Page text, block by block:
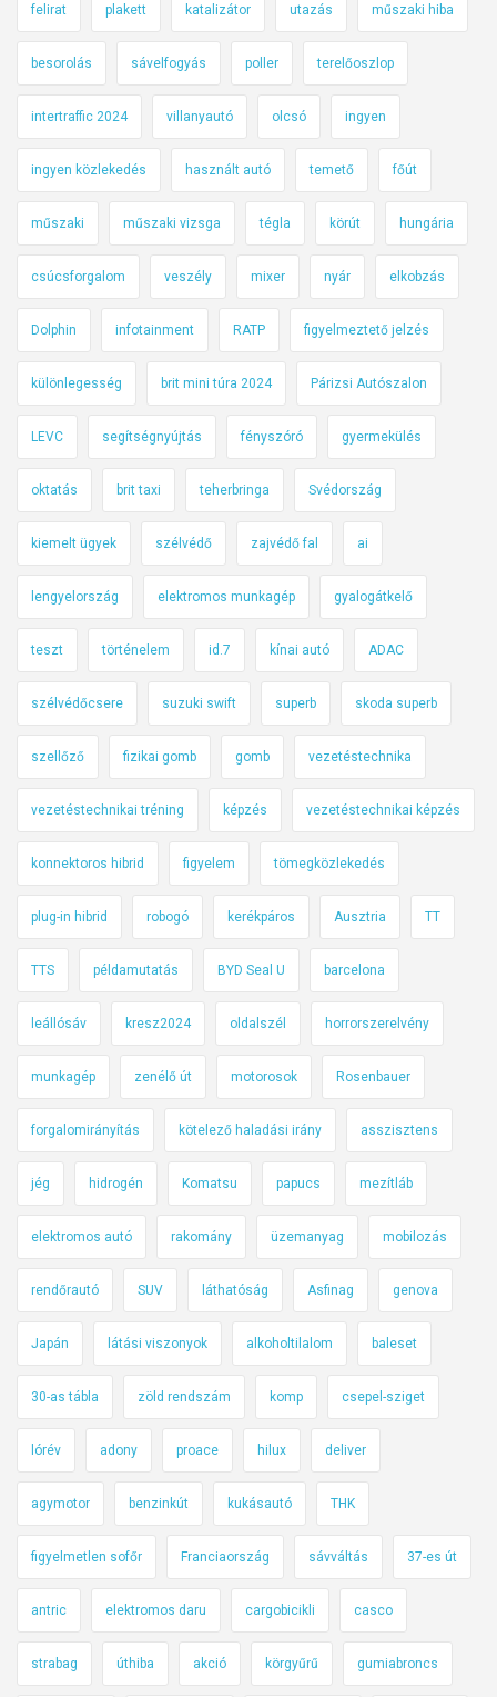
felirat plakett katalizátor utazás műszaki hiba
besorolás sávelfogyás poller terelőoszlop
intertraffic 2024 villanyautó olcsó ingyen
ingyen közlekedés használt autó temető főút
műszaki műszaki vizsga tégla körút hungária
csúcsforgalom veszély mixer nyár elkobzás
Dolphin infotainment RATP figyelmeztető jelzés
különlegesség brit mini túra 2024 Párizsi Autószalon
LEVC segítségnyújtás fényszóró gyermekülés
oktatás brit taxi teherbringa Svédország
kiemelt ügyek szélvédő zajvédő fal ai
lengyelország elektromos munkagép gyalogátkelő
teszt történelem id.7 kínai autó ADAC
szélvédőcsere suzuki swift superb skoda superb
szellőző fizikai gomb gomb vezetéstechnika
vezetéstechnikai tréning képzés vezetéstechnikai képzés
konnektoros hibrid figyelem tömegközlekedés
plug-in hibrid robogó kerékpáros Ausztria TT
TTS példamutatás BYD Seal U barcelona
leállósáv kresz2024 oldalszél horrorszerelvény
munkagép zenélő út motorosok Rosenbauer
forgalomirányítás kötelező haladási irány asszisztens
jég hidrogén Komatsu papucs mezítláb
elektromos autó rakomány üzemanyag mobilozás
rendőrautó SUV láthatóság Asfinag genova
Japán látási viszonyok alkoholtilalom baleset
30-as tábla zöld rendszám komp csepel-sziget
lórév adony proace hilux deliver
agymotor benzinkút kukásautó THK
figyelmetlen sofőr Franciaország sávváltás 37-es út
antric elektromos daru cargobicikli casco
strabag úthiba akció körgyűrű gumiabroncs